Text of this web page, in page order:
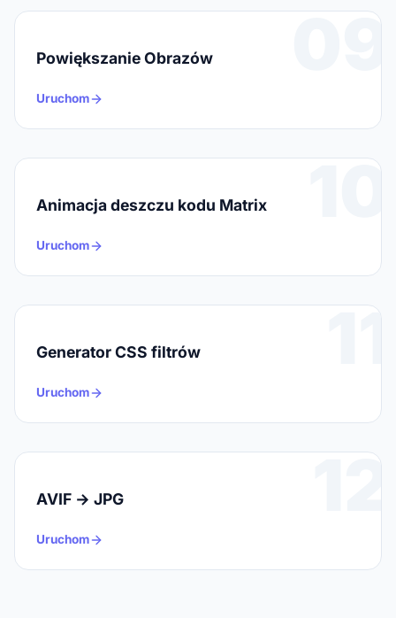
09
Powiększanie Obrazów
Uruchom
10
Animacja deszczu kodu Matrix
Uruchom
11
Generator CSS filtrów
Uruchom
12
AVIF → JPG
Uruchom